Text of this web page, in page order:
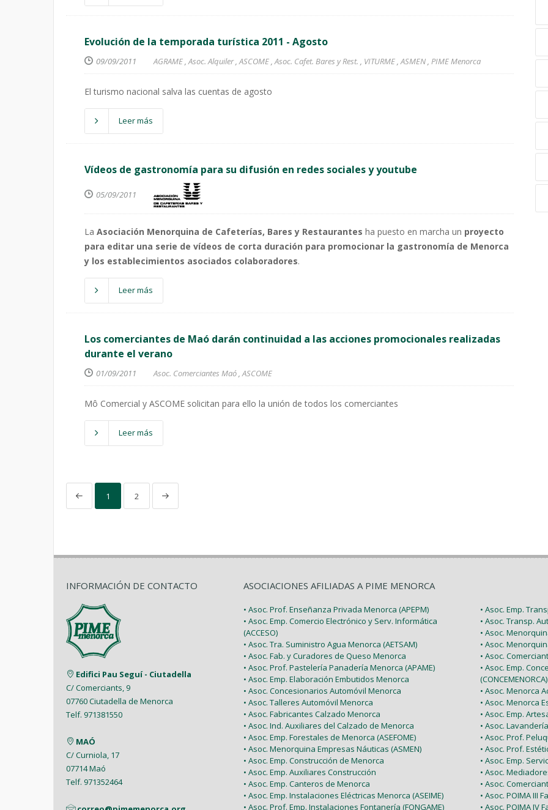
Evolución de la temporada turística 2011 - Agosto
09/09/2011 AGRAME,Asoc. Alquiler,ASCOME,Asoc. Cafet. Bares y Rest. , VITURME,ASMEN, PIME Menorca
El turismo nacional salva las cuentas de agosto
Leer más
Vídeos de gastronomía para su difusión en redes sociales y youtube
05/09/2011
La Asociación Menorquina de Cafeterías, Bares y Restaurantes ha puesto en marcha un proyecto
para editar una serie de vídeos de corta duración para promocionar la gastronomía de Menorca
y los establecimientos asociados colaboradores.
Leer más
Los comerciantes de Maó darán continuidad a las acciones promocionales realizadas
durante el verano
01/09/2011 Asoc. Comerciantes Maó,ASCOME
Mô Comercial y ASCOME solicitan para ello la unión de todos los comerciantes
Leer más
1 2
INFORMACIÓN DE CONTACTO
Edifici Pau Seguí - Ciutadella
C/ Comerciants, 9
07760 Ciutadella de Menorca
Telf. 971381550
MAÓ
C/ Curniola, 17
07714 Maó
Telf. 971352464
ASOCIACIONES AFILIADAS A PIME MENORCA
• Asoc. Prof. Enseñanza Privada Menorca (APEPM)
• Asoc. Emp. Comercio Electrónico y Serv. Informática
(ACCESO)
• Asoc. Tra. Suministro Agua Menorca (AETSAM)
• Asoc. Fab. y Curadores de Queso Menorca
• Asoc. Prof. Pastelería Panadería Menorca (APAME)
• Asoc. Emp. Elaboración Embutidos Menorca
• Asoc. Concesionarios Automóvil Menorca
• Asoc. Talleres Automóvil Menorca
• Asoc. Fabricantes Calzado Menorca
• Asoc. Ind. Auxiliares del Calzado de Menorca
• Asoc. Emp. Forestales de Menorca (ASEFOME)
• Asoc. Menorquina Empresas Náuticas (ASMEN)
• Asoc. Emp. Construcción de Menorca
• Asoc. Emp. Auxiliares Construcción
• Asoc. Emp. Canteros de Menorca
• Asoc. Emp. Instalaciones Eléctricas Menorca (ASEIME)
• Asoc. Prof. Emp. Instalaciones Fontanería (FONGAME)
• Asoc. Emp.
• Asoc. Transp.
• Asoc.
• Asoc.
• Asoc.
• Asoc. Emp.
(CONCEMENORCA)
• Asoc. Menorca
• Asoc. Menorca
• Asoc. Emp.
• Asoc.
• Asoc. Prof.
• Asoc. Prof.
• Asoc. Emp.
• Asoc.
• Asoc.
• Asoc. POIMA III
• Asoc. POIMA IV